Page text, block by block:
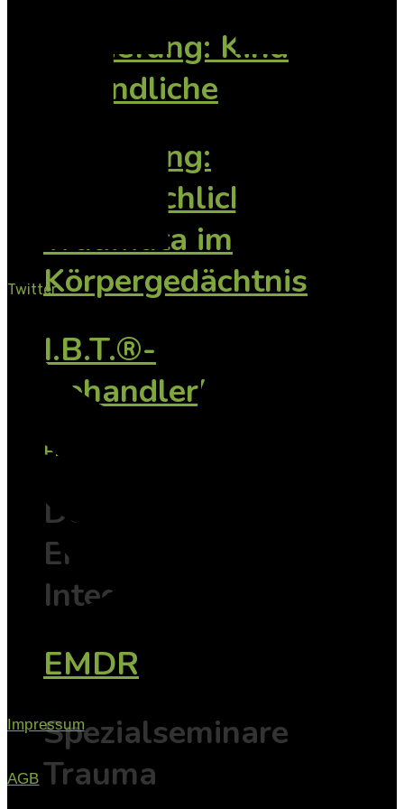
Vertiefung: Kind
Jugendliche
Vertiefung:
Vorsprachliche
Traumata im
Körpergedächtnis
I.B.T.®-
BehandlerInnen
EMDR
Der Weg vom
Erleben zur
Integration
EMDR
Spezialseminare
Trauma
Twitter
Impressum
AGB